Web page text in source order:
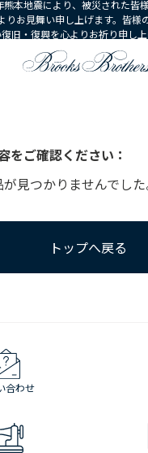
熊本地震により、被災された皆
りお見舞い申し上げます。皆様
復旧・復興を心よりお祈り申し上
をご確認ください：
見つかりませんでした
トップへ戻る
合わせ